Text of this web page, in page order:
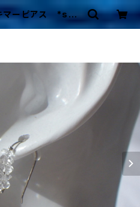
マーピアス *sv9
Cottage